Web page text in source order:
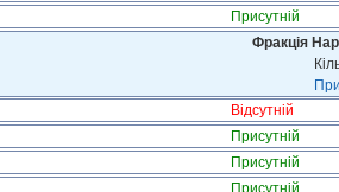
Присутній
Фракція
Відсутній
Присутній
Присутній
Присутній